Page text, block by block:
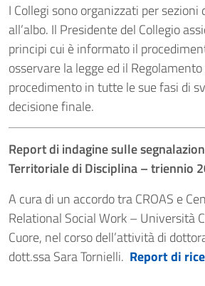
I Collegi sono organizzati per
all’albo. Il Presidente del Collegio
principi cui è informato il
osservare la legge ed il
procedimento in tutte le sue fasi di
decisione finale.
Report di indagine sulle
Territoriale di Disciplina – triennio
A cura di un accordo tra CROAS e
Relational Social Work – Università
Cuore, nel corso dell’attività di
dott.ssa Sara Tornielli. Report di